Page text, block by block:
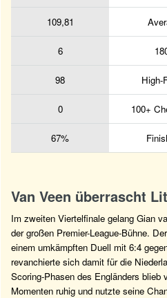
109,81
6
98 High-
0 100+
67%
Van Veen überrascht
Im zweiten Viertelfinale gelang Gian
der großen Premier-League-Bühne.
einem umkämpften Duell mit 6:4
revanchierte sich damit für die
Scoring-Phasen des Engländers blieb
Momenten ruhig und nutzte seine